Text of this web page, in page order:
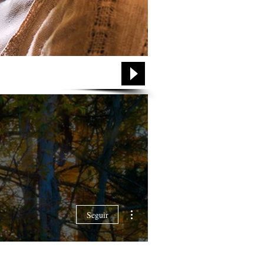
Seguir
Mais ações